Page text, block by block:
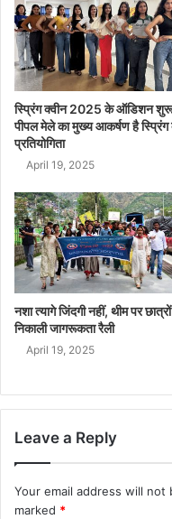
स्प्रिंग क्वीन 2025 के ऑडिशन
पीपल मेले का मुख्य आकर्षण है स्प्रिंग
प्रतियोगिता
April 19, 2025
नशा त्यागे जिंदगी नहीं, थीम पर
निकाली जागरूकता रैली
April 19, 2025
Leave a Reply
Your email address will not
marked *